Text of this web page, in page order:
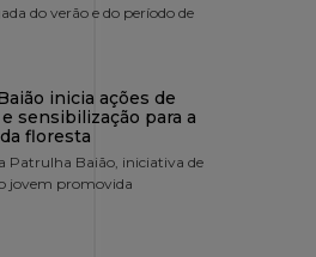
do verão e do período de
inicia ações de
sensibilização para a
floresta
Patrulha Baião, iniciativa de
jovem promovida